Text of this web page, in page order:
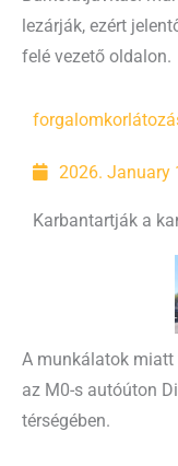
lezárják, ezért
felé vezető oldalon.
2026. January
Karbantartják a
A munkálatok
az M0-s autóúton
térségében.